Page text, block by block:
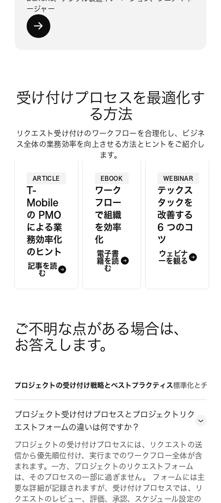
ージャー
受け付けプロセスを最適化す
る方法
リクエスト受け付けのワークフローを合理化し、ビジネ
ス全体の業務効率を向上させる方法とヒントをご紹介し
ます。
ARTICLE
T-
Mobile
の PMO
による業
務効率化
のヒント
記事を読
む
EBOOK
ワーク
フロー
で組織
を効率
化
電子書
籍を読
む
WEBINAR
テックス
タックを
改善する
6 つのコ
ツ
ウェビナ
ーを観る
ご不明な点がある場合は、
お答えします。
プロジェクトの受け付け戦略とベストプラクティス標準化とチー
プロジェクト受け付けプロセスとプロジェクトリク
エストフォームの違いは何ですか？
プロジェクトの受け付けプロセスには、リクエストの送
信から優先順位付け、実行までのワークフロー全体が含
まれます。一方、プロジェクトのリクエストフォーム
は、そのプロセスの一部に過ぎません。 フォームには主
要な詳細が記録されますが、受け付けプロセスでは、リ
クエストのレビュー、評価、承認、スケジュール設定の